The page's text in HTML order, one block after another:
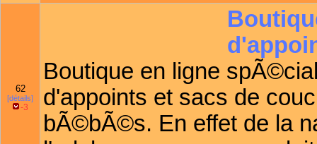
62
[détails]
-3
Boutique en ligne
d'appoints et sacs de
bÃ©bÃ©s. En effet de la